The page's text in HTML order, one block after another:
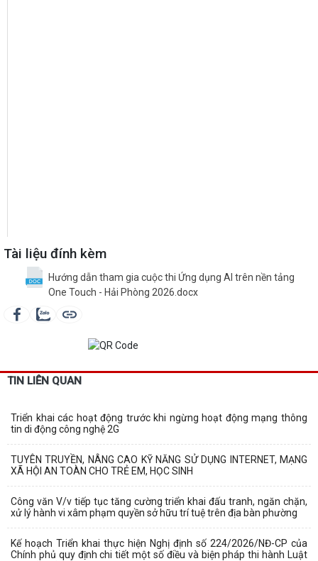
Tài liệu đính kèm
Hướng dẫn tham gia cuộc thi Ứng dụng AI trên nền tảng
One Touch - Hải Phòng 2026.docx
TIN LIÊN QUAN
Triển khai các hoạt động trước khi ngừng hoạt động mạng thông
tin di động công nghệ 2G
TUYÊN TRUYỀN, NÂNG CAO KỸ NĂNG SỬ DỤNG INTERNET, MẠNG
XÃ HỘI AN TOÀN CHO TRẺ EM, HỌC SINH
Công văn V/v tiếp tục tăng cường triển khai đấu tranh, ngăn chặn,
xử lý hành vi xâm phạm quyền sở hữu trí tuệ trên địa bàn phường
Kế hoạch Triển khai thực hiện Nghị định số 224/2026/NĐ-CP của
Chính phủ quy định chi tiết một số điều và biện pháp thi hành Luật